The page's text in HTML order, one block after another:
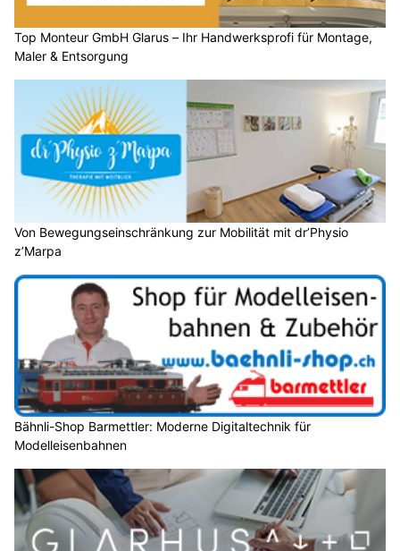
Top Monteur GmbH Glarus – Ihr Handwerksprofi für Montage,
Maler & Entsorgung
Von Bewegungseinschränkung zur Mobilität mit dr’Physio
z’Marpa
Bähnli-Shop Barmettler: Moderne Digitaltechnik für
Modelleisenbahnen